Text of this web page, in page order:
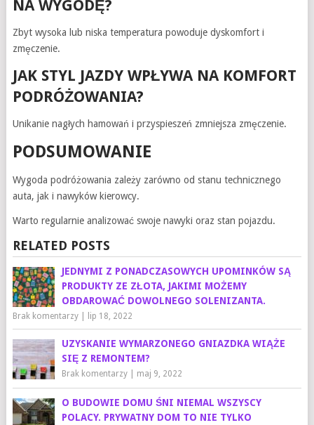
NA WYGODĘ?
Zbyt wysoka lub niska temperatura powoduje dyskomfort i
zmęczenie.
JAK STYL JAZDY WPŁYWA NA KOMFORT
PODRÓŻOWANIA?
Unikanie nagłych hamowań i przyspieszeń zmniejsza zmęczenie.
PODSUMOWANIE
Wygoda podróżowania zależy zarówno od stanu technicznego
auta, jak i nawyków kierowcy.
Warto regularnie analizować swoje nawyki oraz stan pojazdu.
RELATED POSTS
JEDNYMI Z PONADCZASOWYCH UPOMINKÓW SĄ
PRODUKTY ZE ZŁOTA, JAKIMI MOŻEMY
OBDAROWAĆ DOWOLNEGO SOLENIZANTA.
Brak komentarzy| lip 18, 2022
UZYSKANIE WYMARZONEGO GNIAZDKA WIĄŻE
SIĘ Z REMONTEM?
Brak komentarzy| maj 9, 2022
O BUDOWIE DOMU ŚNI NIEMAL WSZYSCY
POLACY. PRYWATNY DOM TO NIE TYLKO